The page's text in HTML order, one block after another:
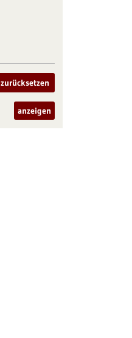
zurücksetzen
anzeigen